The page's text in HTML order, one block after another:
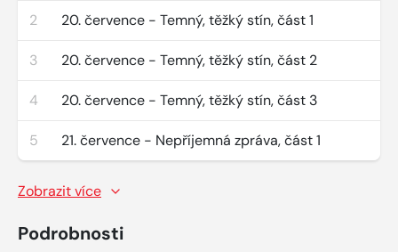
2 20. července - Temný, těžký stín, část 1
3 20. července - Temný, těžký stín, část 2
4 20. července - Temný, těžký stín, část 3
5 21. července - Nepříjemná zpráva, část 1
Zobrazit více
Podrobnosti